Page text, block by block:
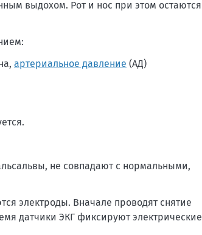
выдохом. Рот и нос при этом остаются
артериальное давление (АД)
не совпадают с нормальными,
электроды. Вначале проводят снятие
датчики ЭКГ фиксируют электрические